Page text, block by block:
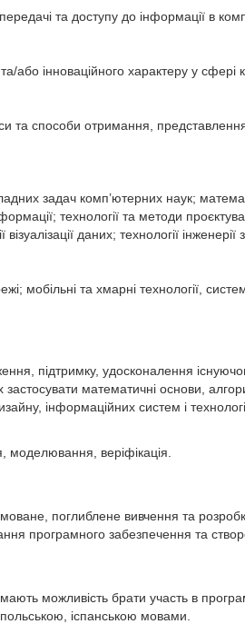
та доступу до інформації в
або інноваційного характеру у сфері
та способи отримання,
задач комп’ютерних наук;
технології та методи
даних; технології
мобільні та хмарні технології,
підтримку, удосконалення
застосувати математичні основи,
інформаційних систем і
моделювання, веріфікація.
поглиблене вивчення та
програмного забезпечення та
можливість брати участь в
іспанською мовами.